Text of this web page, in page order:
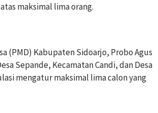
maksimal lima orang.
(PMD) Kabupaten Sidoarjo, Probo Agus
Sepande, Kecamatan Candi, dan Desa
mengatur maksimal lima calon yang